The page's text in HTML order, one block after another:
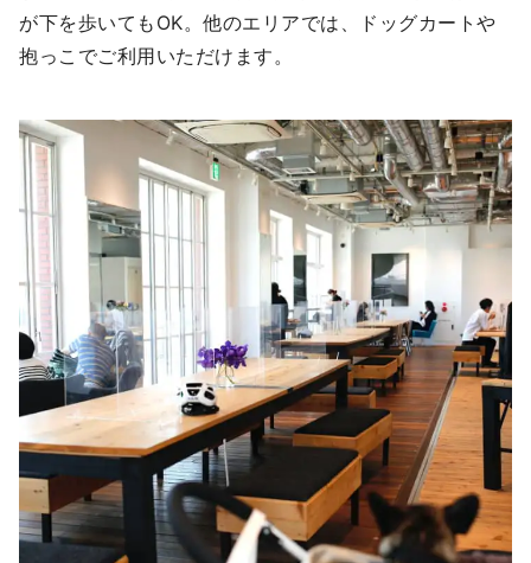
が下を歩いてもOK。他のエリアでは、ドッグカートや
抱っこでご利用いただけます。